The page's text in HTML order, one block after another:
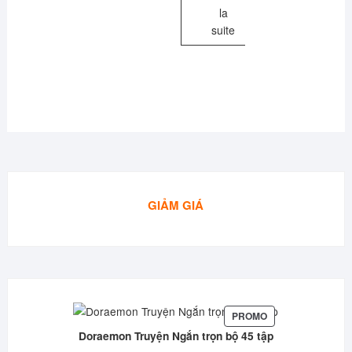
la
suite
GIẢM GIÁ
PROMOPRODUIT
EN
PROMOTION
Doraemon Truyện Ngắn trọn bộ 45 tập